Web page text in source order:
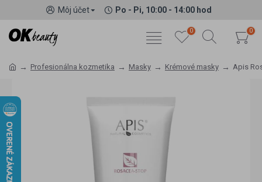
Môj účet Po - Pi, 10:00 - 14:00 hod
0 0
Profesionálna kozmetika Masky Krémové masky Apis